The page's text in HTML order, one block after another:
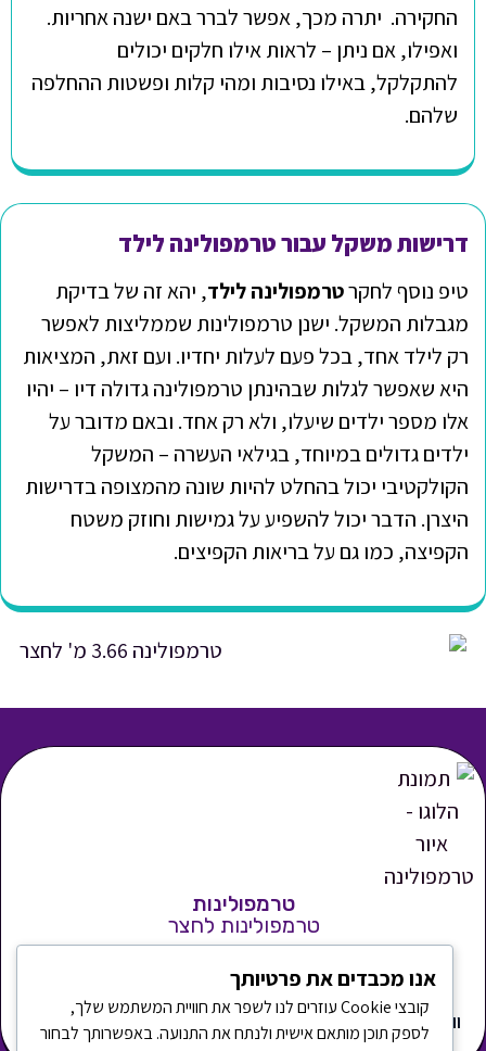
החקירה. יתרה מכך, אפשר לברר באם ישנה אחריות.
ואפילו, אם ניתן – לראות אילו חלקים יכולים
להתקלקל, באילו נסיבות ומהי קלות ופשטות ההחלפה
שלהם.
דרישות משקל עבור טרמפולינה לילד
טיפ נוסף לחקרטרמפולינה לילד, יהא זה של בדיקת
מגבלות המשקל. ישנן טרמפולינות שממליצות לאפשר
רק לילד אחד, בכל פעם לעלות יחדיו. ועם זאת, המציאות
היא שאפשר לגלות שבהינתן טרמפולינה גדולה דיו – יהיו
אלו מספר ילדים שיעלו, ולא רק אחד. ובאם מדובר על
ילדים גדולים במיוחד, בגילאי העשרה – המשקל
הקולקטיבי יכול בהחלט להיות שונה מהמצופה בדרישות
היצרן. הדבר יכול להשפיע על גמישות וחוזק משטח
הקפיצה, כמו גם על בריאות הקפיצים.
טרמפולינות לחצר
טרמפולינות
וואטסאפ
050-
7859779
woodenhouse@toornet.co.il
תשלום
מאובטח
משרדים -
כפר סבא
אנו מכבדים את פרטיותך
קובצי Cookie עוזרים לנו לשפר את חוויית המשתמש שלך,
לספק תוכן מותאם אישית ולנתח את התנועה. באפשרותך לבחור